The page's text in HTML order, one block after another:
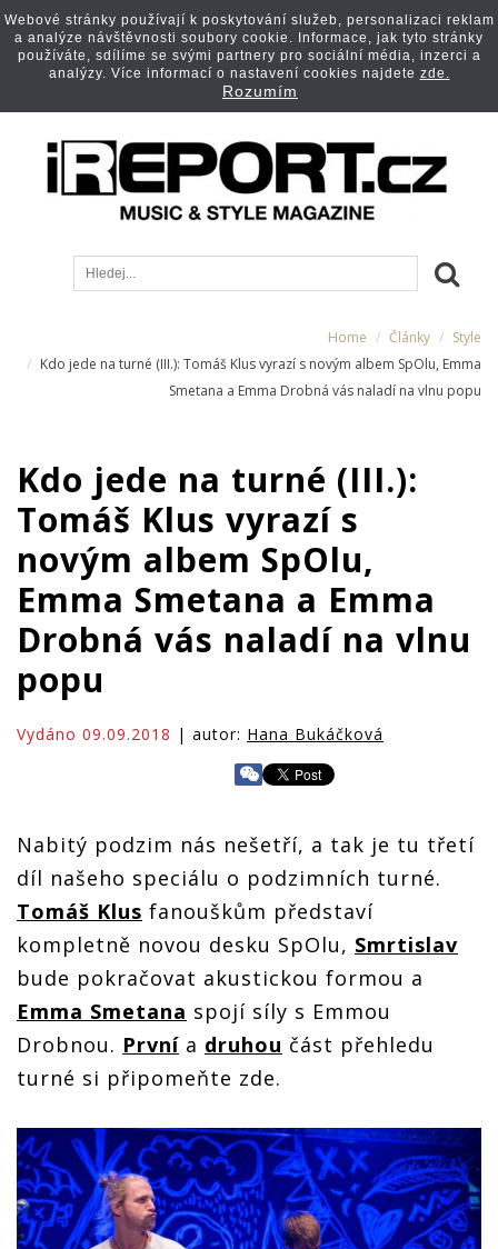
Home Články
Style
Kdo jede na turné (III.): Tomáš Klus vyrazí s novým albem SpOlu, Emma
Smetana a Emma Drobná vás naladí na vlnu popu
Kdo jede na turné (III.):
Tomáš Klus vyrazí s
novým albem SpOlu,
Emma Smetana a Emma
Drobná vás naladí na vlnu
popu
Vydáno 09.09.2018 | autor: Hana Bukáčková
Nabitý podzim nás nešetří, a tak je tu třetí
díl našeho speciálu o podzimních turné.
Tomáš Klus fanouškům představí
kompletně novou desku SpOlu, Smrtislav
bude pokračovat akustickou formou a
Emma Smetana spojí síly s Emmou
Drobnou. První a druhou část přehledu
turné si připomeňte zde.
Webové stránky používají k poskytování služeb, personalizaci reklam
a analýze návštěvnosti soubory cookie. Informace, jak tyto stránky
používáte, sdílíme se svými partnery pro sociální média, inzerci a
analýzy. Více informací o nastavení cookies najdete zde.
Rozumím